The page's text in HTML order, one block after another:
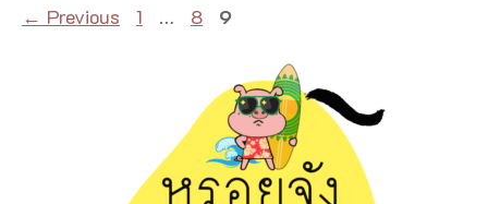
← Previous Page
1 … Page
8 Page
9